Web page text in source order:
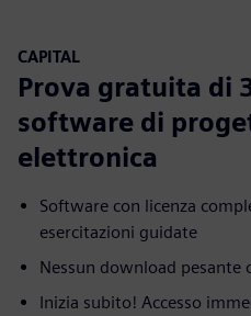
CAPITAL
Prova gratuita di
software di
elettronica
Software con licenza
esercitazioni guidate
Nessun download pesante
Inizia subito! Accesso